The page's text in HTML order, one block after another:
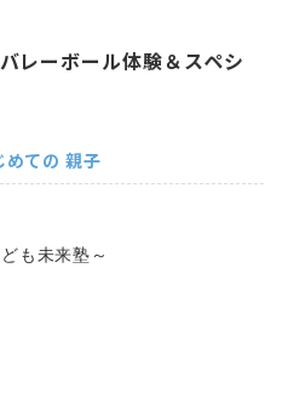
レーボール体験＆スペシ
めての 親子